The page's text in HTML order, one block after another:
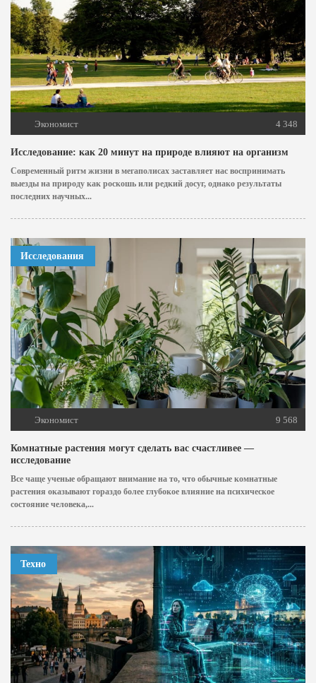
Экономист 4 348
Исследование: как 20 минут на природе влияют на организм
Современный ритм жизни в мегаполисах заставляет нас воспринимать
выезды на природу как роскошь или редкий досуг, однако результаты
последних научных...
Исследования
Экономист 9 568
Комнатные растения могут сделать вас счастливее —
исследование
Все чаще ученые обращают внимание на то, что обычные комнатные
растения оказывают гораздо более глубокое влияние на психическое
состояние человека,...
Техно